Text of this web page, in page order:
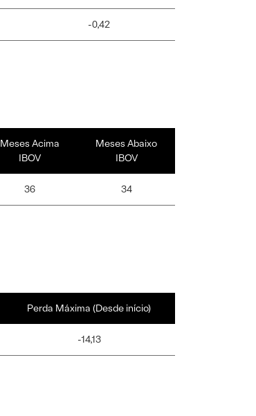
-0,42
Meses Acima
IBOV
Meses Abaixo
IBOV
36 34
Perda Máxima (Desde início)
-14,13